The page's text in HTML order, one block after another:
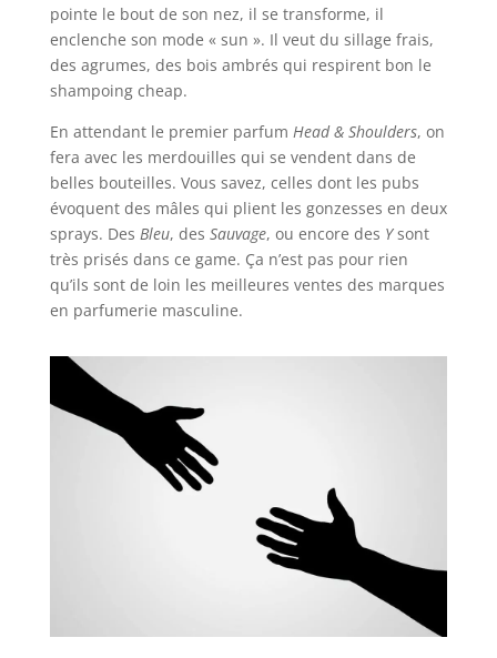
pointe le bout de son nez, il se transforme, il
enclenche son mode « sun ». Il veut du sillage frais,
des agrumes, des bois ambrés qui respirent bon le
shampoing cheap.
En attendant le premier parfum Head & Shoulders, on
fera avec les merdouilles qui se vendent dans de
belles bouteilles. Vous savez, celles dont les pubs
évoquent des mâles qui plient les gonzesses en deux
sprays. Des Bleu, des Sauvage, ou encore des Y sont
très prisés dans ce game. Ça n’est pas pour rien
qu’ils sont de loin les meilleures ventes des marques
en parfumerie masculine.